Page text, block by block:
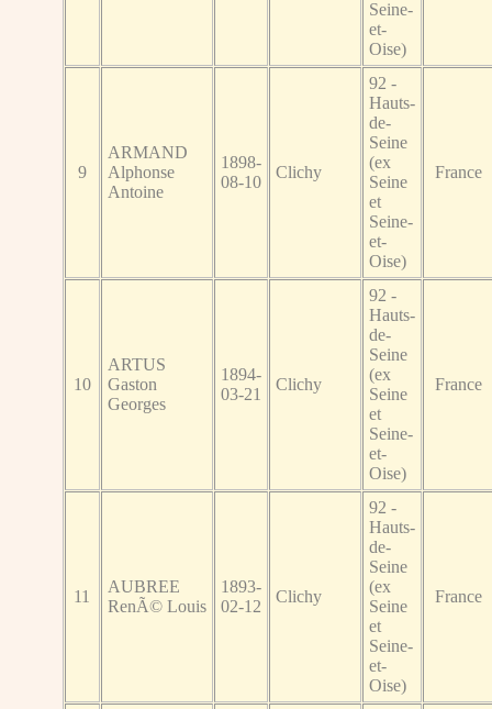
Seine-
et-
Oise)
9
ARMAND
Alphonse
Antoine
1898-
08-10
Clichy
92 -
Hauts-
de-
Seine
(ex
Seine
et
Seine-
et-
Oise)
France
10
ARTUS
Gaston
Georges
1894-
03-21
Clichy
92 -
Hauts-
de-
Seine
(ex
Seine
et
Seine-
et-
Oise)
France
11
AUBREE
RenÃ© Louis
1893-
02-12
Clichy
92 -
Hauts-
de-
Seine
(ex
Seine
et
Seine-
et-
Oise)
France